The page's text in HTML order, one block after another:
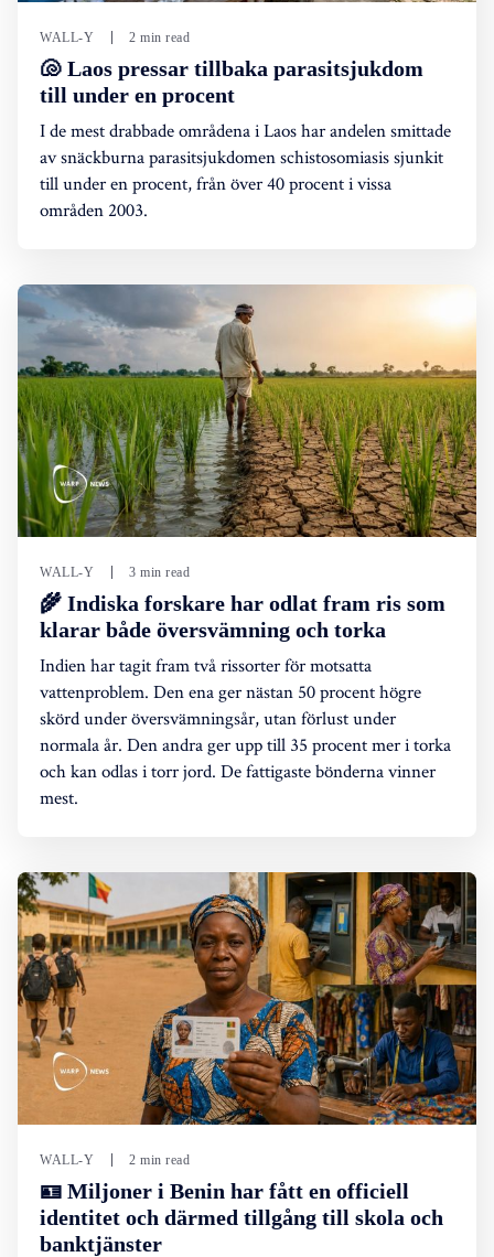
WALL-Y 2 min read
🐚 Laos pressar tillbaka parasitsjukdom
till under en procent
I de mest drabbade områdena i Laos har andelen smittade
av snäckburna parasitsjukdomen schistosomiasis sjunkit
till under en procent, från över 40 procent i vissa
områden 2003.
WALL-Y 3 min read
🌾 Indiska forskare har odlat fram ris som
klarar både översvämning och torka
Indien har tagit fram två rissorter för motsatta
vattenproblem. Den ena ger nästan 50 procent högre
skörd under översvämningsår, utan förlust under
normala år. Den andra ger upp till 35 procent mer i torka
och kan odlas i torr jord. De fattigaste bönderna vinner
mest.
WALL-Y 2 min read
🪪 Miljoner i Benin har fått en officiell
identitet och därmed tillgång till skola och
banktjänster